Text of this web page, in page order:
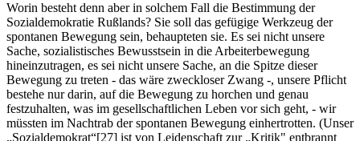
Worin besteht denn aber in solchem Fall die Bestimmung der
Sozialdemokratie Rußlands? Sie soll das gefügige Werkzeug der
spontanen Bewegung sein, behaupteten sie. Es sei nicht unsere
Sache, sozialistisches Bewusstsein in die Arbeiterbewegung
hineinzutragen, es sei nicht unsere Sache, an die Spitze dieser
Bewegung zu treten - das wäre zweckloser Zwang -, unsere Pflicht
bestehe nur darin, auf die Bewegung zu horchen und genau
festzuhalten, was im gesellschaftlichen Leben vor sich geht, - wir
müssten im Nachtrab der spontanen Bewegung einhertrotten. (Unser
„Sozialdemokrat“[27] ist von Leidenschaft zur „Kritik" entbrannt